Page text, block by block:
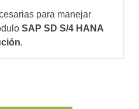
para manejar
SAP SD S/4 HANA
.